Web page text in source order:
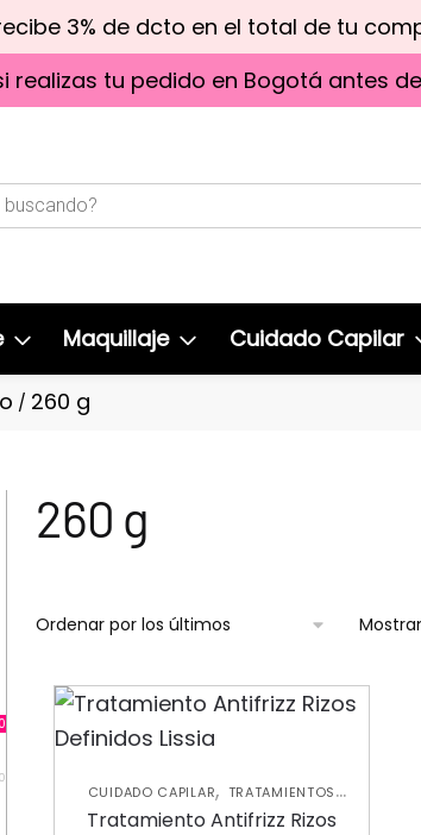
3% de dcto en el total de tu
realizas tu pedido en Bogotá antes
Maquillaje Cuidado Capilar
/ 260 g
260 g
CUIDADO CAPILAR, TRATAMIENTOS
CAPILARES
Tratamiento Antifrizz Rizos